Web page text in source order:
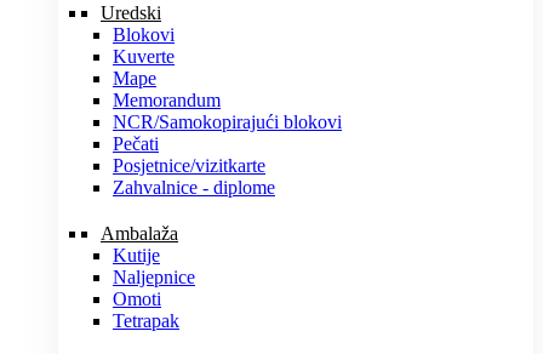
Uredski
Blokovi
Kuverte
Mape
Memorandum
NCR/Samokopirajući blokovi
Pečati
Posjetnice/vizitkarte
Zahvalnice - diplome
Ambalaža
Kutije
Naljepnice
Omoti
Tetrapak